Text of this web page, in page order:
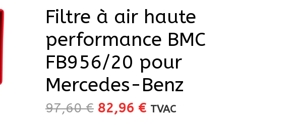
Filtre à air haute
performance BMC
FB956/20 pour
Mercedes-Benz
97,60€ Le
82,96 €Le
TVAC